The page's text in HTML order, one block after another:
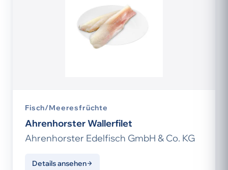
Fisch/Meeresfrüchte
Ahrenhorster Wallerfilet
Ahrenhorster Edelfisch GmbH & Co. KG
Details ansehen